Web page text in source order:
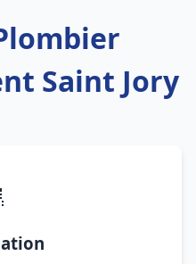
Saint Jory